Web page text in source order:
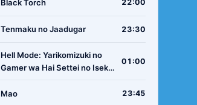
Ryoushu no Youjo
Black Torch 22:00
Tenmaku no Jaadugar 23:30
Hell Mode: Yarikomizuki no
Gamer wa Hai Settei no Isekai
01:00
Mao 23:45